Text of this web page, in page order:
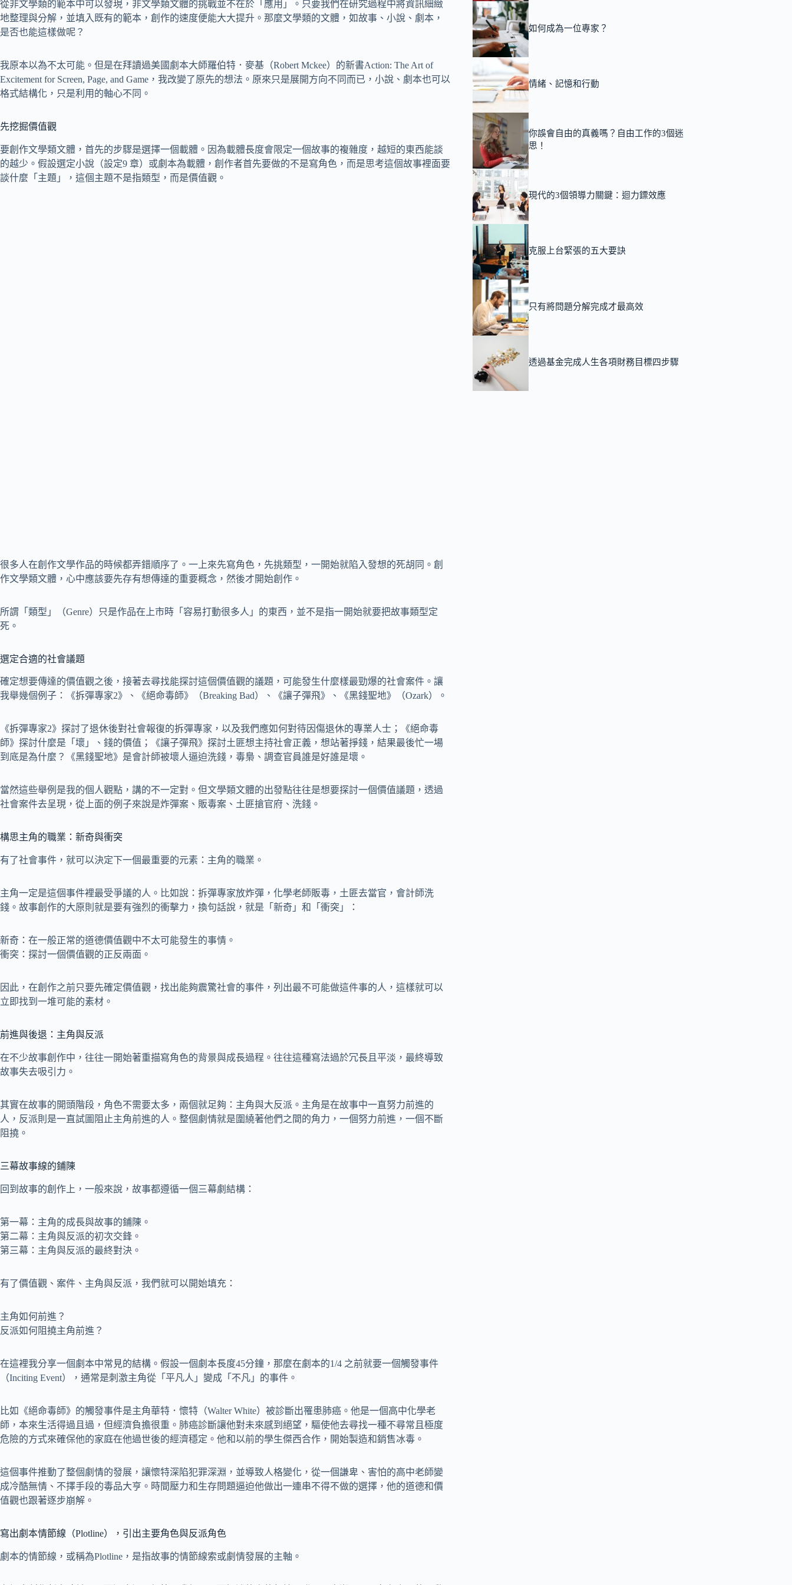
從非文學類的範本中可以發現，非文學類文體的挑戰並不在於「應用」。只要我們在研究過程中將資訊細緻
地整理與分解，並填入既有的範本，創作的速度便能大大提升。那麼文學類的文體，如故事、小說、劇本，
是否也能這樣做呢？
我原本以為不太可能。但是在拜讀過美國劇本大師羅伯特．麥基（Robert Mckee）的新書Action: The Art of
Excitement for Screen, Page, and Game，我改變了原先的想法。原來只是展開方向不同而已，小說、劇本也可以
格式結構化，只是利用的軸心不同。
先挖掘價值觀
要創作文學類文體，首先的步驟是選擇一個載體。因為載體長度會限定一個故事的複雜度，越短的東西能談
的越少。假設選定小說（設定9 章）或劇本為載體，創作者首先要做的不是寫角色，而是思考這個故事裡面要
談什麼「主題」，這個主題不是指類型，而是價值觀。
很多人在創作文學作品的時候都弄錯順序了。一上來先寫角色，先挑類型，一開始就陷入發想的死胡同。創
作文學類文體，心中應該要先存有想傳達的重要概念，然後才開始創作。
所謂「類型」（Genre）只是作品在上市時「容易打動很多人」的東西，並不是指一開始就要把故事類型定
死。
選定合適的社會議題
確定想要傳達的價值觀之後，接著去尋找能探討這個價值觀的議題，可能發生什麼樣最勁爆的社會案件。讓
我舉幾個例子：《拆彈專家2》、《絕命毒師》（Breaking Bad）、《讓子彈飛》、《黑錢聖地》（Ozark）。
《拆彈專家2》探討了退休後對社會報復的拆彈專家，以及我們應如何對待因傷退休的專業人士；《絕命毒
師》探討什麼是「壞」、錢的價值；《讓子彈飛》探討土匪想主持社會正義，想站著掙錢，結果最後忙一場
到底是為什麼？《黑錢聖地》是會計師被壞人逼迫洗錢，毒梟、調查官員誰是好誰是壞。
當然這些舉例是我的個人觀點，講的不一定對。但文學類文體的出發點往往是想要探討一個價值議題，透過
社會案件去呈現，從上面的例子來說是炸彈案、販毒案、土匪搶官府、洗錢。
構思主角的職業：新奇與衝突
有了社會事件，就可以決定下一個最重要的元素：主角的職業。
主角一定是這個事件裡最受爭議的人。比如說：拆彈專家放炸彈，化學老師販毒，土匪去當官，會計師洗
錢。故事創作的大原則就是要有強烈的衝擊力，換句話說，就是「新奇」和「衝突」：
新奇：在一般正常的道德價值觀中不太可能發生的事情。
衝突：探討一個價值觀的正反兩面。
因此，在創作之前只要先確定價值觀，找出能夠震驚社會的事件，列出最不可能做這件事的人，這樣就可以
立即找到一堆可能的素材。
前進與後退：主角與反派
在不少故事創作中，往往一開始著重描寫角色的背景與成長過程。往往這種寫法過於冗長且平淡，最終導致
故事失去吸引力。
其實在故事的開頭階段，角色不需要太多，兩個就足夠：主角與大反派。主角是在故事中一直努力前進的
人，反派則是一直試圖阻止主角前進的人。整個劇情就是圍繞著他們之間的角力，一個努力前進，一個不斷
阻撓。
三幕故事線的鋪陳
回到故事的創作上，一般來說，故事都遵循一個三幕劇結構：
第一幕：主角的成長與故事的鋪陳。
第二幕：主角與反派的初次交鋒。
第三幕：主角與反派的最終對決。
有了價值觀、案件、主角與反派，我們就可以開始填充：
主角如何前進？
反派如何阻撓主角前進？
在這裡我分享一個劇本中常見的結構。假設一個劇本長度45分鐘，那麼在劇本的1/4 之前就要一個觸發事件
（Inciting Event），通常是刺激主角從「平凡人」變成「不凡」的事件。
比如《絕命毒師》的觸發事件是主角華特．懷特（Walter White）被診斷出罹患肺癌。他是一個高中化學老
師，本來生活得過且過，但經濟負擔很重。肺癌診斷讓他對未來感到絕望，驅使他去尋找一種不尋常且極度
危險的方式來確保他的家庭在他過世後的經濟穩定。他和以前的學生傑西合作，開始製造和銷售冰毒。
這個事件推動了整個劇情的發展，讓懷特深陷犯罪深淵，並導致人格變化，從一個謙卑、害怕的高中老師變
成冷酷無情、不擇手段的毒品大亨。時間壓力和生存問題逼迫他做出一連串不得不做的選擇，他的道德和價
值觀也跟著逐步崩解。
寫出劇本情節線（Plotline），引出主要角色與反派角色
劇本的情節線，或稱為Plotline，是指故事的情節線索或劇情發展的主軸。
如何成為一位專家？
情緒、記憶和行動
你誤會自由的真義嗎？自由工作的3個迷
思！
現代的3個領導力關鍵：迴力鏢效應
克服上台緊張的五大要訣
只有將問題分解完成才最高效
透過基金完成人生各項財務目標四步驟